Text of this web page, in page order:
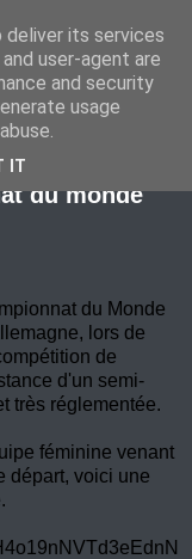
RIF
du monde
du Monde
lors de
de
d'un semi-
très réglementée.
féminine venant
départ, voici une
its services
user-agent are
and security
usage
IT